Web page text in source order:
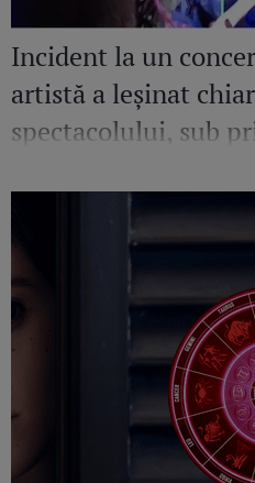
Incident la un
artistă a leșinat
spectacolului, sub